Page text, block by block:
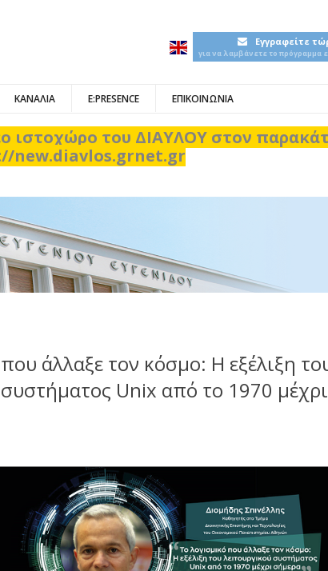
Εγγραφείτε
για να λαμβάνετε το
ΚΑΝΑΛΙΑ E:PRESENCE ΕΠΙΚΟΙΝΩΝΙΑ
ιστοχώρο του ΔΙΑΥΛΟΥ στον
new.diavlos.grnet.gr
άλλαξε τον κόσμο: Η εξέλιξη
συστήματος Unix από το 1970